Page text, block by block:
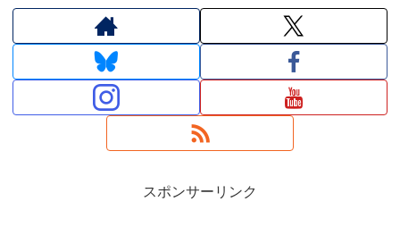
スポンサーリンク